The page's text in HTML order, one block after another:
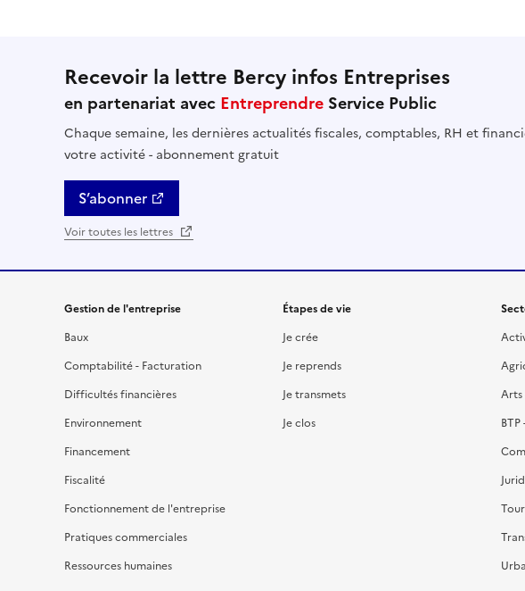
Recevoir la lettre Bercy infos Entreprises
en partenariat avec Entreprendre Service Public
Chaque semaine, les dernières actualités fiscales, comptables, RH et
votre activité - abonnement gratuit
S’abonner
Voir toutes les lettres
Gestion de l'entreprise
Baux
Comptabilité - Facturation
Difficultés financières
Environnement
Financement
Fiscalité
Fonctionnement de l'entreprise
Pratiques commerciales
Ressources humaines
Étapes de vie
Je crée
Je reprends
Je transmets
Je clos
Arts